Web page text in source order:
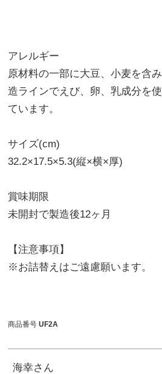
アレルギー
原材料の一部に大豆、小麦を含
造ラインでえび、卵、乳成分を
ています。
サイズ(cm)
32.2×17.5×5.3(縦×横×厚)
賞味期限
未開封で製造後12ヶ月
【注意事項】
※お詰替えはご遠慮願います。
商品番号 UF2A
海幸